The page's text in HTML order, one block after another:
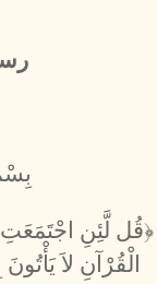
﴿قُل لَّئِنِ اجْتَمَعَتِ
الْقُرْآنِ لاَ